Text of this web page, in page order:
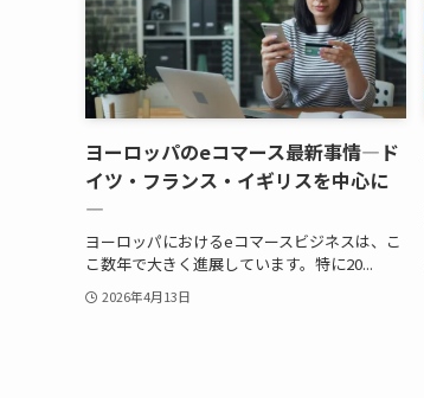
ヨーロッパのeコマース最新事情―ド
イツ・フランス・イギリスを中心に
―
ヨーロッパにおけるeコマースビジネスは、こ
こ数年で大きく進展しています。特に20...
2026年4月13日